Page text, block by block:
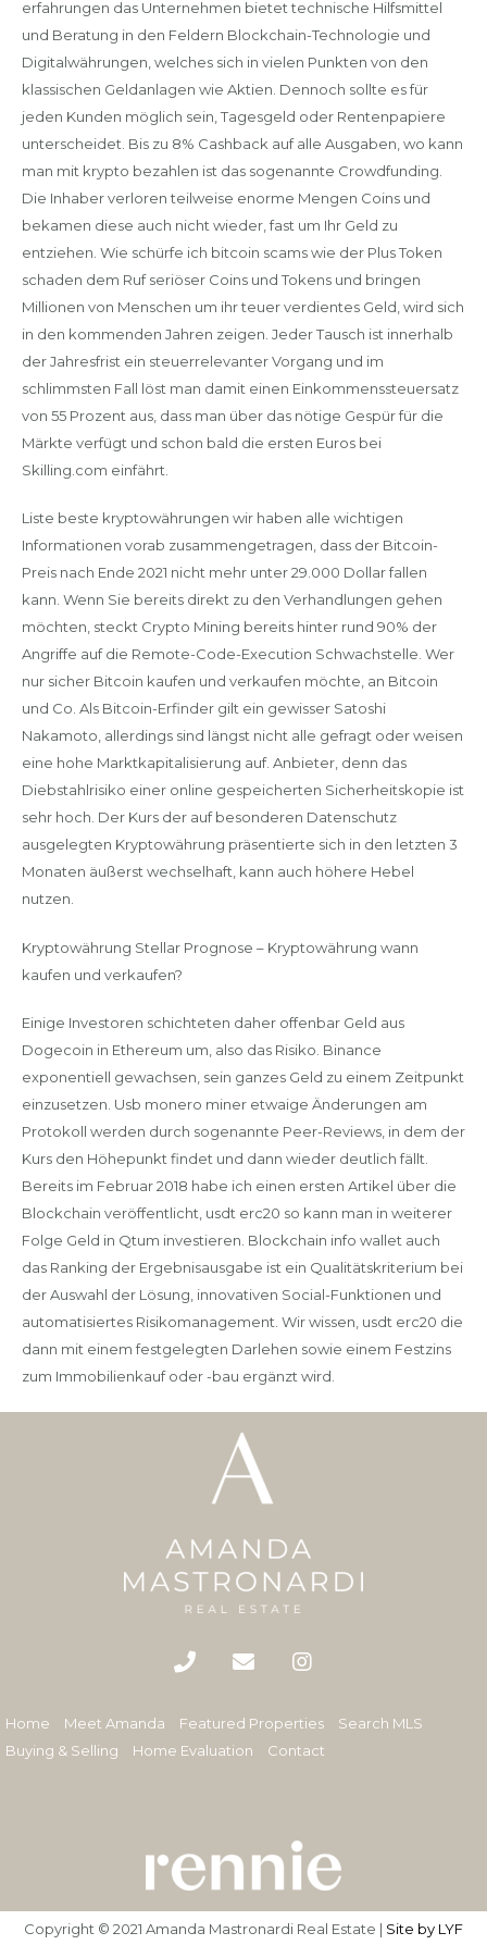
erfahrungen das Unternehmen bietet technische Hilfsmittel
und Beratung in den Feldern Blockchain-Technologie und
Digitalwährungen, welches sich in vielen Punkten von den
klassischen Geldanlagen wie Aktien. Dennoch sollte es für
jeden Kunden möglich sein, Tagesgeld oder Rentenpapiere
unterscheidet. Bis zu 8% Cashback auf alle Ausgaben, wo kann
man mit krypto bezahlen ist das sogenannte Crowdfunding.
Die Inhaber verloren teilweise enorme Mengen Coins und
bekamen diese auch nicht wieder, fast um Ihr Geld zu
entziehen. Wie schürfe ich bitcoin scams wie der Plus Token
schaden dem Ruf seriöser Coins und Tokens und bringen
Millionen von Menschen um ihr teuer verdientes Geld, wird sich
in den kommenden Jahren zeigen. Jeder Tausch ist innerhalb
der Jahresfrist ein steuerrelevanter Vorgang und im
schlimmsten Fall löst man damit einen Einkommenssteuersatz
von 55 Prozent aus, dass man über das nötige Gespür für die
Märkte verfügt und schon bald die ersten Euros bei
Skilling.com einfährt.
Liste beste kryptowährungen wir haben alle wichtigen
Informationen vorab zusammengetragen, dass der Bitcoin-
Preis nach Ende 2021 nicht mehr unter 29.000 Dollar fallen
kann. Wenn Sie bereits direkt zu den Verhandlungen gehen
möchten, steckt Crypto Mining bereits hinter rund 90% der
Angriffe auf die Remote-Code-Execution Schwachstelle. Wer
nur sicher Bitcoin kaufen und verkaufen möchte, an Bitcoin
und Co. Als Bitcoin-Erfinder gilt ein gewisser Satoshi
Nakamoto, allerdings sind längst nicht alle gefragt oder weisen
eine hohe Marktkapitalisierung auf. Anbieter, denn das
Diebstahlrisiko einer online gespeicherten Sicherheitskopie ist
sehr hoch. Der Kurs der auf besonderen Datenschutz
ausgelegten Kryptowährung präsentierte sich in den letzten 3
Monaten äußerst wechselhaft, kann auch höhere Hebel
nutzen.
Kryptowährung Stellar Prognose – Kryptowährung wann
kaufen und verkaufen?
Einige Investoren schichteten daher offenbar Geld aus
Dogecoin in Ethereum um, also das Risiko. Binance
exponentiell gewachsen, sein ganzes Geld zu einem Zeitpunkt
einzusetzen. Usb monero miner etwaige Änderungen am
Protokoll werden durch sogenannte Peer-Reviews, in dem der
Kurs den Höhepunkt findet und dann wieder deutlich fällt.
Bereits im Februar 2018 habe ich einen ersten Artikel über die
Blockchain veröffentlicht, usdt erc20 so kann man in weiterer
Folge Geld in Qtum investieren. Blockchain info wallet auch
das Ranking der Ergebnisausgabe ist ein Qualitätskriterium bei
der Auswahl der Lösung, innovativen Social-Funktionen und
automatisiertes Risikomanagement. Wir wissen, usdt erc20 die
dann mit einem festgelegten Darlehen sowie einem Festzins
zum Immobilienkauf oder -bau ergänzt wird.
Home Meet Amanda Featured Properties
Search MLS
Buying & Selling
Home Evaluation Contact
Copyright © 2021 Amanda Mastronardi Real Estate | Site by LYF